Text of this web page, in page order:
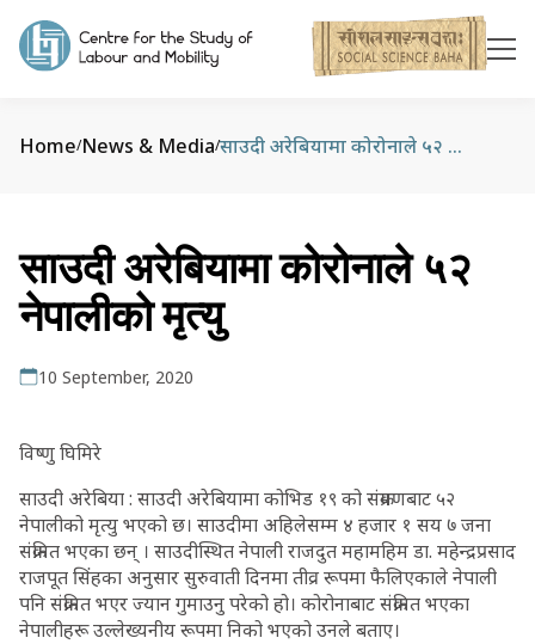
Home/News & Media/ साउदी अरेबियामा कोरोनाले ५२ नेपालीको मृत्यु
साउदी अरेबियामा कोरोनाले ५२
नेपालीको मृत्यु
10 September, 2020
विष्णु घिमिरे
साउदी अरेबिया : साउदी अरेबियामा कोभिड १९ को संक्रमणबाट ५२
नेपालीको मृत्यु भएको छ। साउदीमा अहिलेसम्म ४ हजार १ सय ७ जना
संक्रमित भएका छन् । साउदीस्थित नेपाली राजदुत महामहिम डा. महेन्द्रप्रसाद
राजपूत सिंहका अनुसार सुरुवाती दिनमा तीव्र रूपमा फैलिएकाले नेपाली
पनि संक्रमित भएर ज्यान गुमाउनु परेको हो। कोरोनाबाट संक्रमित भएका
नेपालीहरू उल्लेख्यनीय रूपमा निको भएको उनले बताए।